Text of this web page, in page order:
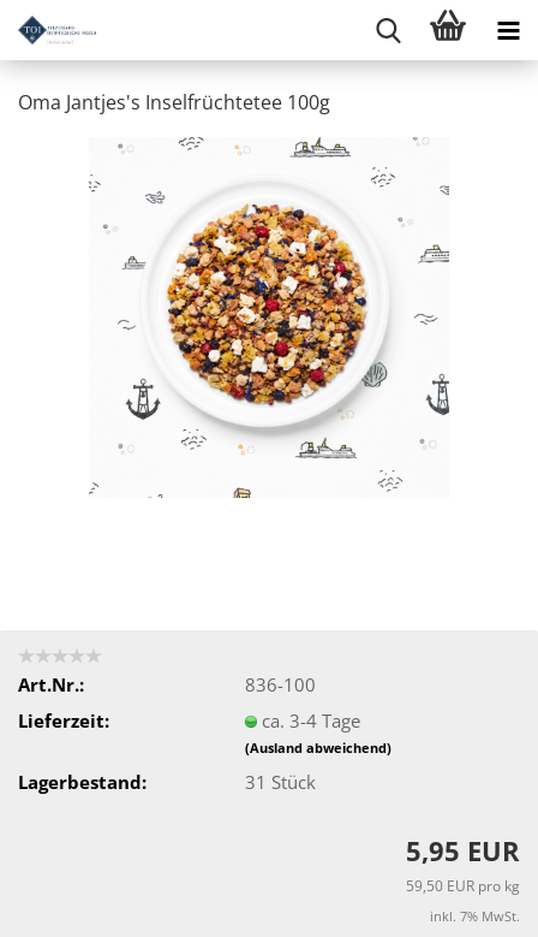
Oma Jantjes's Inselfrüchtetee 100g
Art.Nr.:
836-100
Lieferzeit:
ca. 3-4 Tage
(Ausland abweichend)
Lagerbestand: 31 Stück
5,95 EUR
59,50 EUR pro kg
inkl. 7% MwSt.